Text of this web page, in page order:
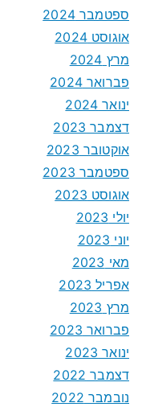
ספטמבר 2024
אוגוסט 2024
מרץ 2024
פברואר 2024
ינואר 2024
דצמבר 2023
אוקטובר 2023
ספטמבר 2023
אוגוסט 2023
יולי 2023
יוני 2023
מאי 2023
אפריל 2023
מרץ 2023
פברואר 2023
ינואר 2023
דצמבר 2022
נובמבר 2022